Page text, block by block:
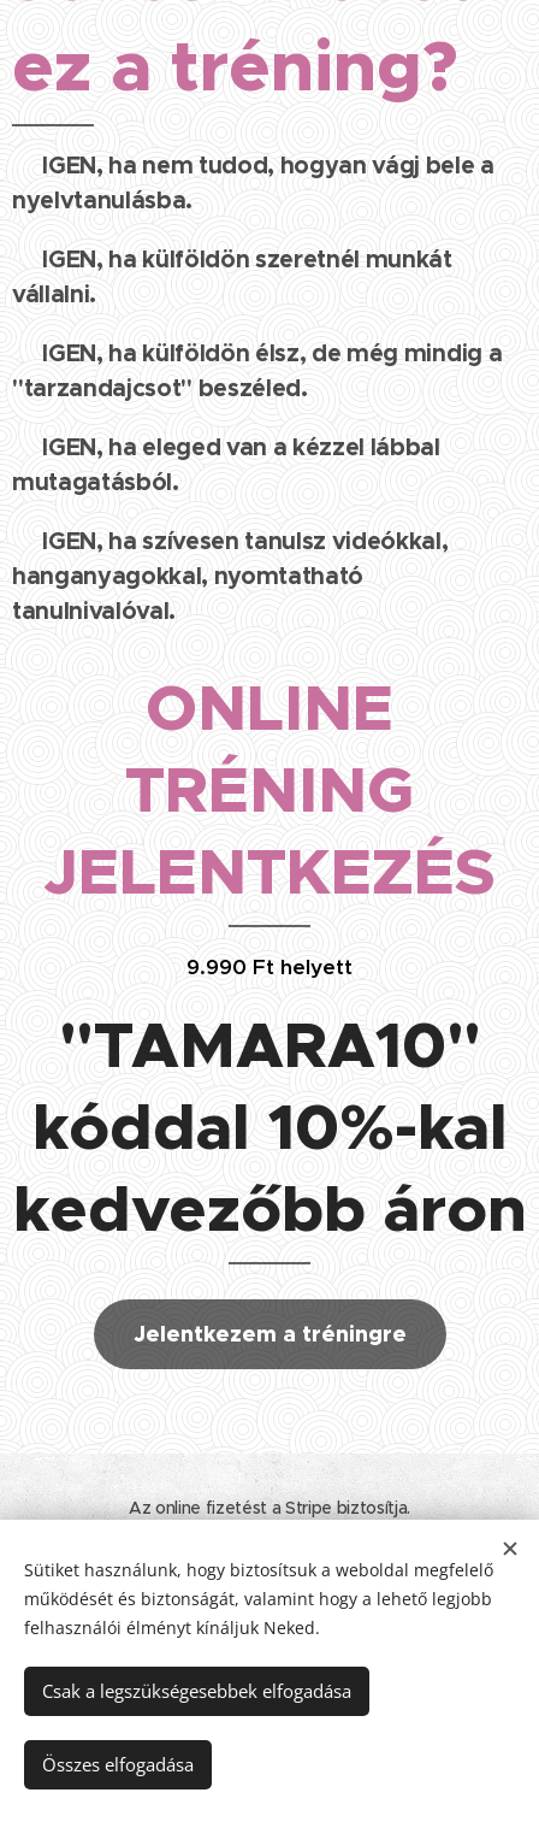
ez a tréning?
IGEN, ha nem tudod, hogyan vágj bele a
nyelvtanulásba.
IGEN, ha külföldön szeretnél munkát
vállalni.
IGEN, ha külföldön élsz, de még mindig a
"tarzandajcsot" beszéled.
IGEN, ha eleged van a kézzel lábbal
mutagatásból.
IGEN, ha szívesen tanulsz videókkal,
hanganyagokkal, nyomtatható
tanulnivalóval.
ONLINE
TRÉNING
JELENTKEZÉS
9.990 Ft helyett
"TAMARA10"
kóddal 10%-kal
kedvezőbb áron
Jelentkezem a tréningre
Az online fizetést a Stripe biztosítja.
Inspiráció.
ÁSZFIAdatkezelési tájékoztatóI Impresszum Sütik
Nyelvek
Magyar
Deutsch
EUR €
Sütiket használunk, hogy biztosítsuk a weboldal megfelelő
működését és biztonságát, valamint hogy a lehető legjobb
felhasználói élményt kínáljuk Neked.
Csak a legszükségesebbek elfogadása
Összes elfogadása